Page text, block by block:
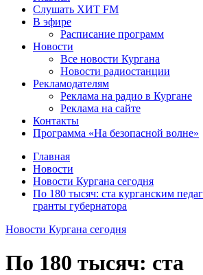
Слушать ХИТ FM
В эфире
Расписание программ
Новости
Все новости Кургана
Новости радиостанции
Рекламодателям
Реклама на радио в Кургане
Реклама на сайте
Контакты
Программа «На безопасной волне»
Главная
Новости
Новости Кургана сегодня
По 180 тысяч: ста курганским
гранты губернатора
Новости Кургана сегодня
По 180 тысяч: ста